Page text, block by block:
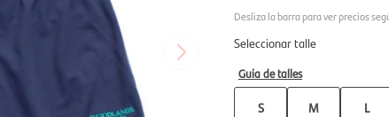
Seleccionar talle
Guía de talles
S M L